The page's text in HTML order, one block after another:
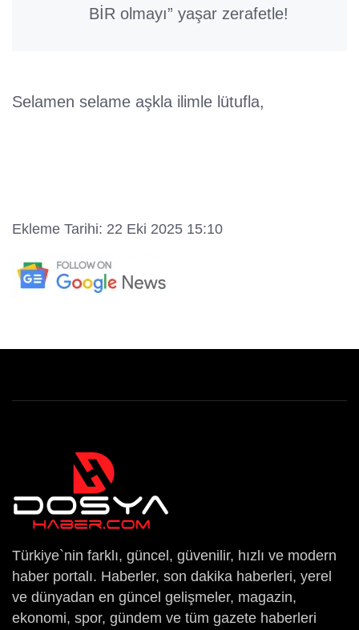
BİR olmayı” yaşar zerafetle!
Selamen selame aşkla ilimle lütufla,
Ekleme Tarihi: 22 Eki 2025 15:10
Türkiye`nin farklı, güncel, güvenilir, hızlı ve modern
haber portalı. Haberler, son dakika haberleri, yerel
ve dünyadan en güncel gelişmeler, magazin,
ekonomi, spor, gündem ve tüm gazete haberleri